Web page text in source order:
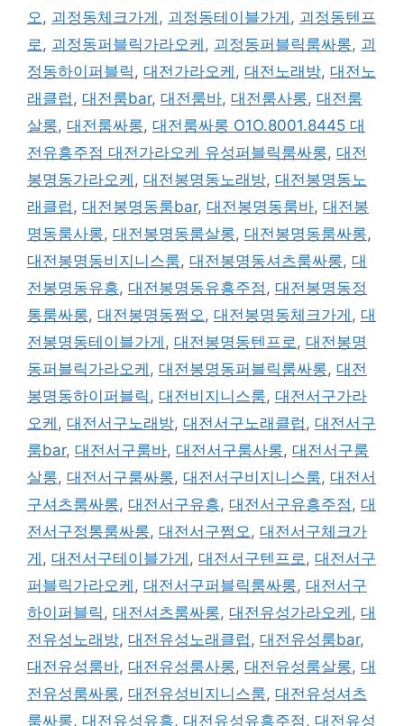
오 , 괴정동체크가게 , 괴정동테이블가게 , 괴정동텐프
로 , 괴정동퍼블릭가라오케 , 괴정동퍼블릭룸싸롱, 괴
정동하이퍼블릭 , 대전가라오케 , 대전노래방, 대전노
래클럽 , 대전룸bar, 대전룸바, 대전룸사롱, 대전룸
살롱, 대전룸싸롱, 대전룸싸롱 O1O.8001.8445 대
전유흥주점 대전가라오케 유성퍼블릭룸싸롱, 대전
봉명동가라오케 , 대전봉명동노래방, 대전봉명동노
래클럽 , 대전봉명동룸bar, 대전봉명동룸바, 대전봉
명동룸사롱, 대전봉명동룸살롱, 대전봉명동룸싸롱,
대전봉명동비지니스룸, 대전봉명동셔츠룸싸롱, 대
전봉명동유흥, 대전봉명동유흥주점 , 대전봉명동정
통룸싸롱, 대전봉명동쩜오 , 대전봉명동체크가게 , 대
전봉명동테이블가게 , 대전봉명동텐프로 , 대전봉명
동퍼블릭가라오케 , 대전봉명동퍼블릭룸싸롱, 대전
봉명동하이퍼블릭 , 대전비지니스룸, 대전서구가라
오케 , 대전서구노래방, 대전서구노래클럽 , 대전서구
룸bar, 대전서구룸바, 대전서구룸사롱, 대전서구룸
살롱, 대전서구룸싸롱, 대전서구비지니스룸, 대전서
구셔츠룸싸롱, 대전서구유흥, 대전서구유흥주점 , 대
전서구정통룸싸롱, 대전서구쩜오 , 대전서구체크가
게 , 대전서구테이블가게 , 대전서구텐프로 , 대전서구
퍼블릭가라오케 , 대전서구퍼블릭룸싸롱, 대전서구
하이퍼블릭 , 대전셔츠룸싸롱, 대전유성가라오케 , 대
전유성노래방, 대전유성노래클럽 , 대전유성룸bar,
대전유성룸바, 대전유성룸사롱, 대전유성룸살롱, 대
전유성룸싸롱, 대전유성비지니스룸, 대전유성셔츠
룸싸롱, 대전유성유흥, 대전유성유흥주점 , 대전유성